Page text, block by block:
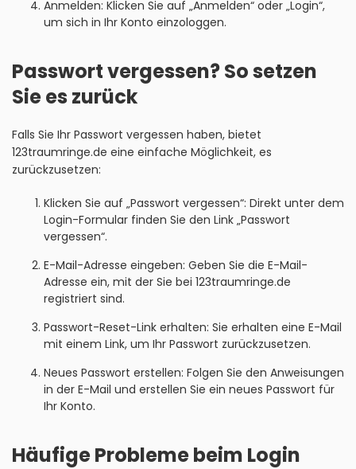
Anmelden: Klicken Sie auf „Anmelden“ oder „Login“,
um sich in Ihr Konto einzologgen.
Passwort vergessen? So setzen
Sie es zurück
Falls Sie Ihr Passwort vergessen haben, bietet
123traumringe.de eine einfache Möglichkeit, es
zurückzusetzen:
Klicken Sie auf „Passwort vergessen“: Direkt unter dem
Login-Formular finden Sie den Link „Passwort
vergessen“.
E-Mail-Adresse eingeben: Geben Sie die E-Mail-
Adresse ein, mit der Sie bei 123traumringe.de
registriert sind.
Passwort-Reset-Link erhalten: Sie erhalten eine E-Mail
mit einem Link, um Ihr Passwort zurückzusetzen.
Neues Passwort erstellen: Folgen Sie den Anweisungen
in der E-Mail und erstellen Sie ein neues Passwort für
Ihr Konto.
Häufige Probleme beim Login